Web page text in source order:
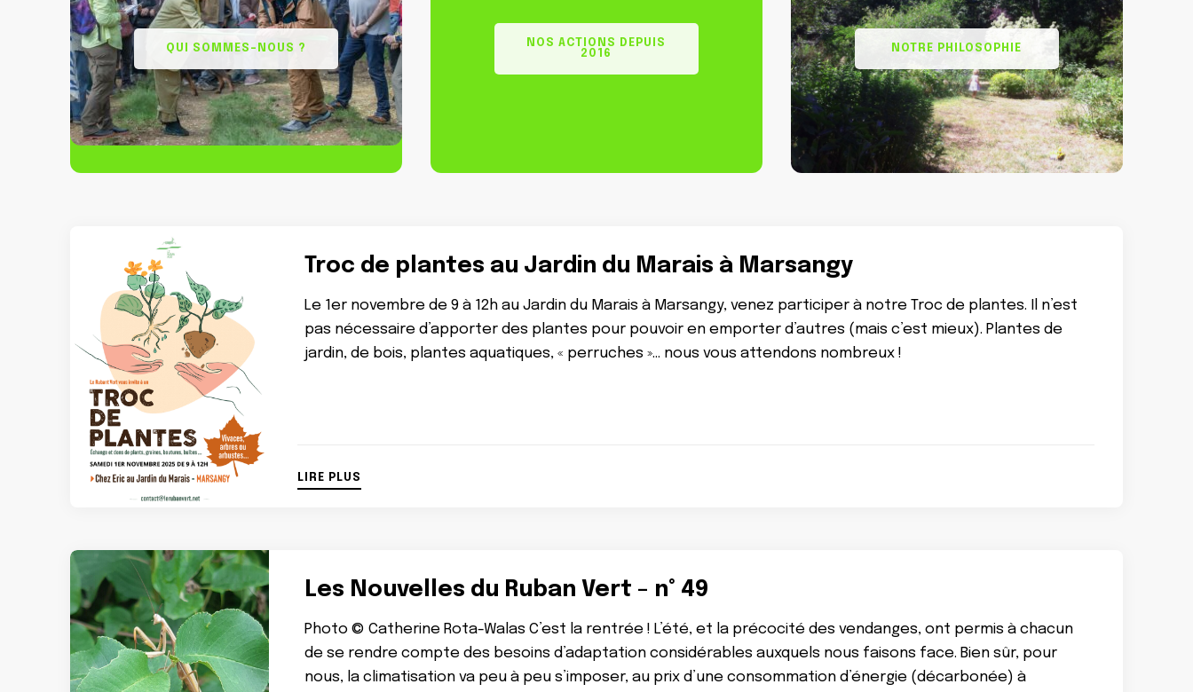
QUI SOMMES-NOUS ?
NOS ACTIONS DEPUIS
2016
NOTRE PHILOSOPHIE
Troc de plantes au Jardin du Marais à Marsangy
Le 1er novembre de 9 à 12h au Jardin du Marais à Marsangy, venez participer à notre Troc de plantes. Il n’est
pas nécessaire d’apporter des plantes pour pouvoir en emporter d’autres (mais c’est mieux). Plantes de
jardin, de bois, plantes aquatiques, « perruches »… nous vous attendons nombreux !
LIRE PLUS
Les Nouvelles du Ruban Vert – n° 49
Photo © Catherine Rota-Walas C’est la rentrée ! L’été, et la précocité des vendanges, ont permis à chacun
de se rendre compte des besoins d’adaptation considérables auxquels nous faisons face. Bien sûr, pour
nous, la climatisation va peu à peu s’imposer, au prix d’une consommation d’énergie (décarbonée) à